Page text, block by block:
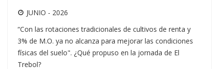
JUNIO - 2026
“Con las rotaciones tradicionales de cultivos de renta y
3% de M.O. ya no alcanza para mejorar las condiciones
físicas del suelo". ¿Qué propuso en la jornada de El
Trebol?